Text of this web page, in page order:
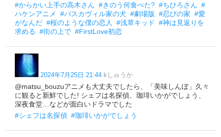
#からかい上手の高木さん #きのう何食べた? #ちひろさん #
ハケンアニメ
#バスカヴィル家の犬 #劇場版 #忍びの家 #愛
がなんだ #桜のような僕の恋人 #浅草キッド
#神は見返りを
求める #街の上で #FirstLove初恋
2024年7月25日 21:44 kしゅうか
@matsu_bouzuアニメも大丈夫でしたら、「美味しんぼ」久々
に観ると新鮮でした! シェフは名探偵、珈琲いかがでしょう、
深夜食堂…などが面白いドラマでした
#シェフは名探偵 #珈琲いかがでしょう